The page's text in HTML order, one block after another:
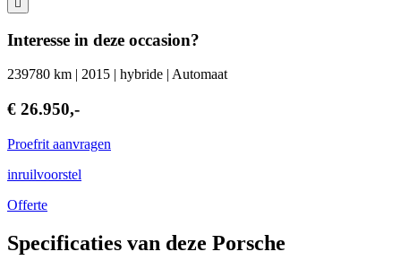
Interesse in deze occasion?
239780 km | 2015 | hybride | Automaat
€ 26.950,-
Proefrit aanvragen
inruilvoorstel
Offerte
Specificaties van deze Porsche